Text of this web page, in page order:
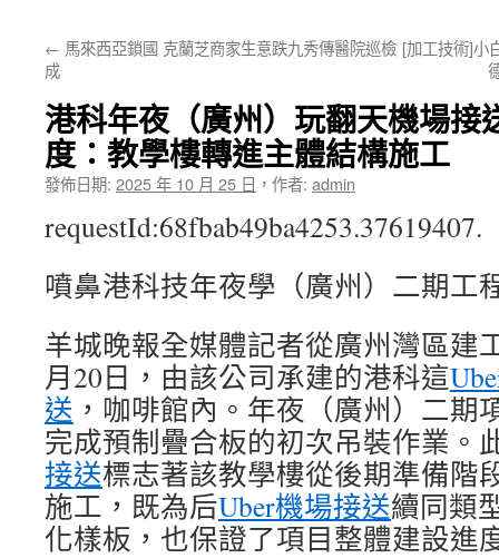
← 馬來西亞鎖國 克蘭芝商家生意跌九秀傳醫院巡檢
成
[加工技術]小
港科年夜（廣州）玩翻天機場接
度：教學樓轉進主體結構施工
發佈日期: 2025 年 10 月 25 日 ， 作者: admin
requestId:68fbab49ba4253.37619407.
噴鼻港科技年夜學（廣州）二期工
羊城晚報全媒體記者從廣州灣區建
月20日，由該公司承建的港科這
送 ，咖啡館內。年夜（廣州）二期
完成預制疊合板的初次吊裝作業。
接送標志著該教學樓從後期準備階
施工，既為后Uber機場接送續同類
化樣板，也保證了項目整體建設進